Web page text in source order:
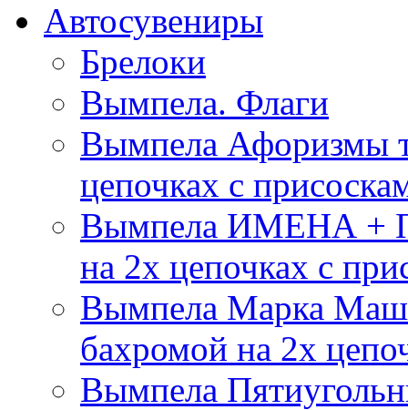
Автосувениры
Брелоки
Вымпела. Флаги
Вымпела Афоризмы
цепочках с
Вымпела ИМЕНА +
на 2х цепочках с
Вымпела Марка
бахромой на 2х
Вымпела